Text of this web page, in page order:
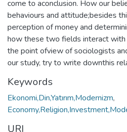
come to aconclusion. How our
behaviours and attitude;besides
perception of money and
how these two fields interact with
the point ofview of sociologists
our study, try to write downthis
Keywords
Ekonomi,Din,Yatırım,Modernizm,
URI